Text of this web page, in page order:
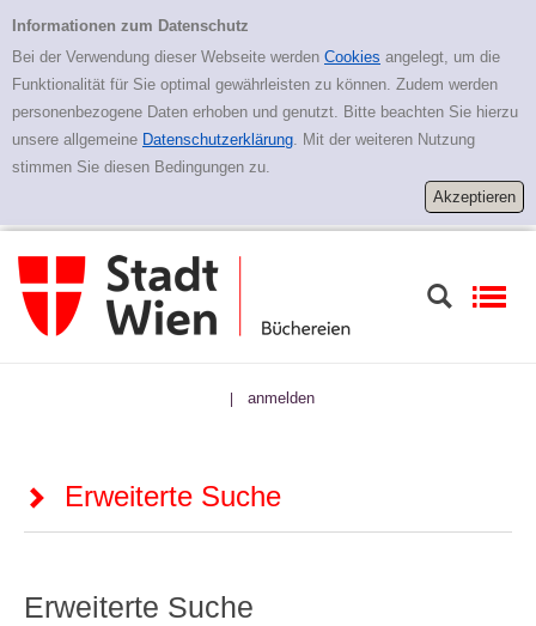
Erweiterte Suche
Informationen zum Datenschutz
Bei der Verwendung dieser Webseite werden Cookies angelegt, um die
Funktionalität für Sie optimal gewährleisten zu können. Zudem werden
personenbezogene Daten erhoben und genutzt. Bitte beachten Sie hierzu
unsere allgemeine Datenschutzerklärung. Mit der weiteren Nutzung
stimmen Sie diesen Bedingungen zu.
| anmelden
Erweiterte Suche
Erweiterte Suche